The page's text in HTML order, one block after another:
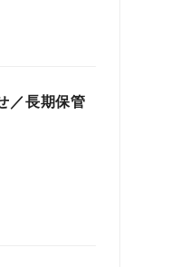
／長期保管